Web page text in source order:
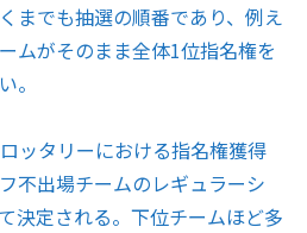
までも抽選の順番であり、例え
ムがそのまま全体1位指名権を
。
ッタリーにおける指名権獲得
不出場チームのレギュラーシ
決定される。下位チームほど多